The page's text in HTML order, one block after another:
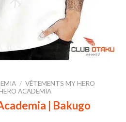
/ VÊTEMENTS MY HERO
ACADEMIA
| Bakugo